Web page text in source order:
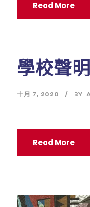
Read More
學校聲明
十月 7, 2020 BY
Read More